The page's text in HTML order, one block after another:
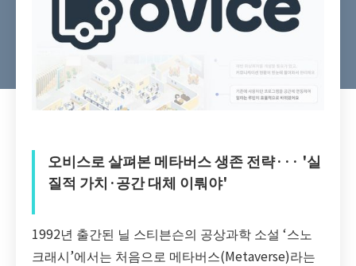
오비스로 살펴본 메타버스 생존 전략··· '실
질적 가치·공간 대체 이뤄야'
1992년 출간된 닐 스티븐슨의 공상과학 소설 ‘스노
크래시’에서는 처음으로 메타버스(Metaverse)라는